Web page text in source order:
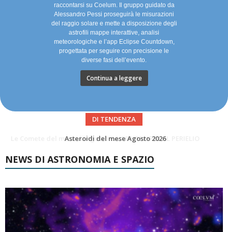
raccontarsi su Coelum. Il gruppo guidato da
Alessandro Pessi proseguirà le misurazioni
del raggio solare e mette a disposizione degli
astrofili mappe interattive, analisi
meteorologiche e l’app Eclipse Countdown,
progettata per seguire con precisione le
diverse fasi dell’evento.
Continua a leggere
DI TENDENZA
Asteroidi del mese Agosto 2026
NEWS DI ASTRONOMIA E SPAZIO